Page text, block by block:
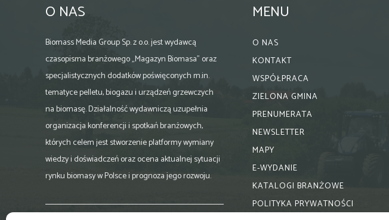
O NAS
Biomass Media Group Sp. z o.o. jest wydawcą
czasopisma branżowego „Magazyn Biomasa” oraz
specjalistycznych dodatków poświęconych m.in.
tematyce pelletu, biogazu i urządzeń grzewczych
na biomasę. Działalność wydawniczą uzupełnia
organizacja konferencji i spotkań branżowych,
których celem jest stworzenie platformy wymiany
wiedzy i doświadczeń oraz ocena aktualnej sytuacji
rynku biomasy w Polsce i prognoza jego rozwoju.
MENU
O NAS
KONTAKT
WSPÓŁPRACA
ZIELONA GMINA
PRENUMERATA
NEWSLETTER
MAPY
E-WYDANIE
KATALOGI BRANŻOWE
POLITYKA PRYWATNOŚCI